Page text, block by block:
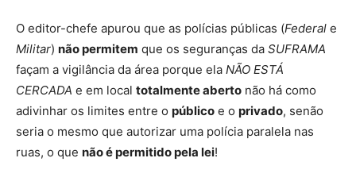
O editor-chefe apurou que as polícias públicas (Federal e
Militar) não permitem que os seguranças da SUFRAMA
façam a vigilância da área porque ela NÃO ESTÁ
CERCADA e em local totalmente aberto não há como
adivinhar os limites entre o público e o privado, senão
seria o mesmo que autorizar uma polícia paralela nas
ruas, o que não é permitido pela lei!